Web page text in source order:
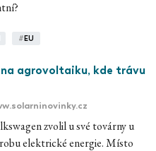
# EU
agrovoltaiku, kde trávu
zvolil u své továrny u
elektrické energie. Místo